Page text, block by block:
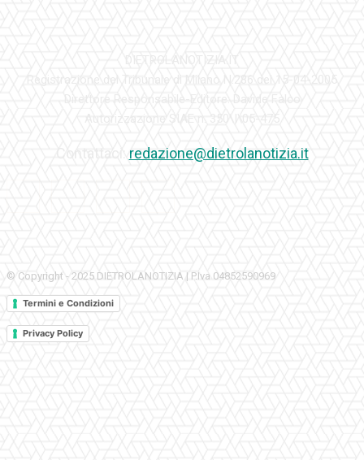
redazione@dietrolanotizia.it
© Copyright - 2025 DIETROLANOTIZIA | P.Iva 04852590969
Termini e Condizioni
Privacy Policy